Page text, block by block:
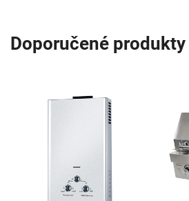
Doporučené produkty